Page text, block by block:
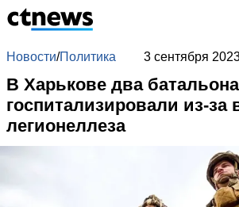
Новости/Политика 3 сентября
В Харькове два
госпитализировали из-за
легионеллеза